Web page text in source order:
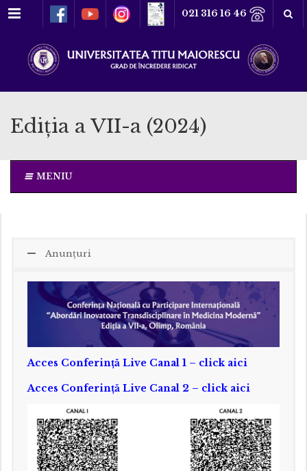
Meniu 021 316 16 46
Ediția a VII-a (2024)
MENIU
Anunțuri
Acces Conferință Live Canal 1 – click aici
Acces Conferință Live Canal 2 – click aici